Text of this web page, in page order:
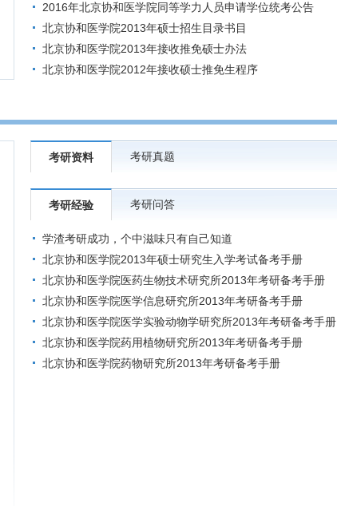
2016年北京协和医学院同等学力人员申请学位统考公告
北京协和医学院2013年硕士招生目录书目
北京协和医学院2013年接收推免硕士办法
北京协和医学院2012年接收硕士推免生程序
考研资料 考研真题
考研经验 考研问答
学渣考研成功，个中滋味只有自己知道
北京协和医学院2013年硕士研究生入学考试备考手册
北京协和医学院医药生物技术研究所2013年考研备考手册
北京协和医学院医学信息研究所2013年考研备考手册
北京协和医学院医学实验动物学研究所2013年考研备考手册
北京协和医学院药用植物研究所2013年考研备考手册
北京协和医学院药物研究所2013年考研备考手册